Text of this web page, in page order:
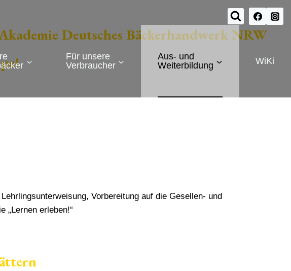
Für unsere
Verbraucher
Aus- und
Weiterbildung
WiKi
Deutsches Bäckerhandwerk NRW
Vorbereitung auf die Gesellen- und
„Lernen erleben!“